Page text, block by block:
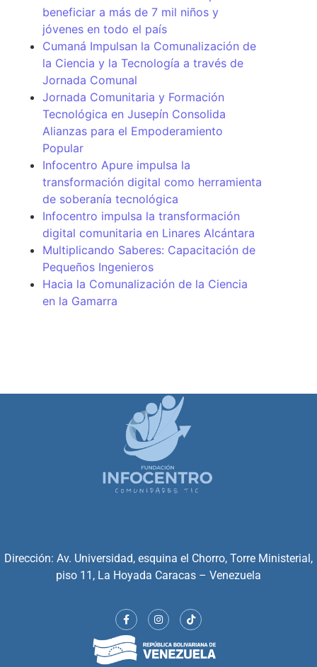
beneficiar a más de 7 mil niños y
jóvenes en todo el país
Cumaná Impulsan la Comunalización de
la Ciencia y la Tecnología a través de
Jornada Comunal
Jornada Comunitaria y Formación
Tecnológica en Jusepín Consolida
Alianzas para el Empoderamiento
Popular
Infocentro Apure impulsa la
transformación digital como herramienta
de soberanía tecnológica
Infocentro impulsa la transformación
digital comunitaria en Linares Alcántara
Multiplicando Saberes: Capacitación de
Pequeños Ingenieros
Hacia la Comunalización de la Ciencia
en la Gamarra
Dirección: Av. Universidad, esquina el Chorro, Torre Ministerial,
piso 11, La Hoyada Caracas – Venezuela